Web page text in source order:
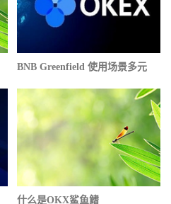
BNB Greenfield 使用场景多元
什么是OKX鲨鱼鳍